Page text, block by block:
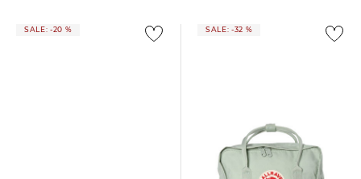
SALE: -20 % SALE: -32 %